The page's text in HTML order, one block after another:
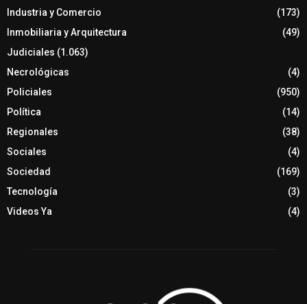
Industria y Comercio
(173)
Inmobiliaria y Arquitectura
(49)
Judiciales (1.063)
Necrológicas
(4)
Policiales
(950)
Política
(14)
Regionales
(38)
Sociales
(4)
Sociedad
(169)
Tecnología
(3)
Videos Ya
(4)